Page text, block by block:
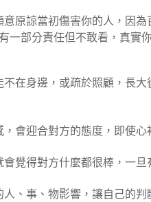
意原諒當初傷害你的人，因
一部分責任但不敢看，真實
在身邊，或疏於照顧，長
會迎合對方的態度，即使心
覺得對方什麼都很棒，一旦
、事、物影響，讓自己的